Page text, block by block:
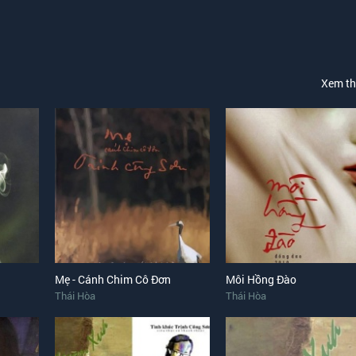
Xem
Mẹ - Cánh Chim Cô Đơn
Thái Hòa
Môi Hồng Đào
Thái Hòa